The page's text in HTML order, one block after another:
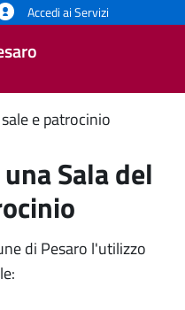
Accedi ai Servizi
e patrocinio
Sala del
di Pesaro l'utilizzo